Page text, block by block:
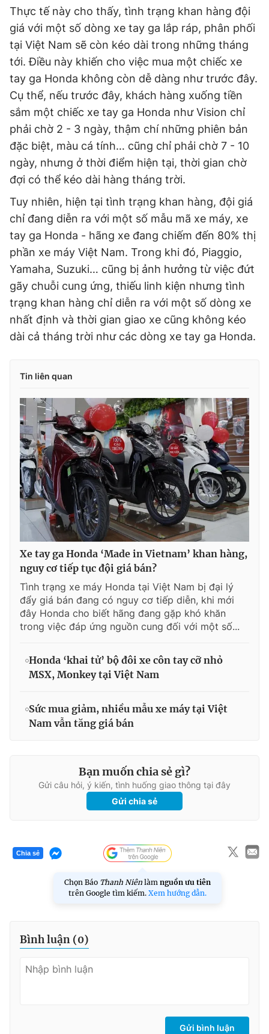
Thực tế này cho thấy, tình trạng khan hàng đội
giá với một số dòng xe tay ga lắp ráp, phân phối
tại Việt Nam sẽ còn kéo dài trong những tháng
tới. Điều này khiến cho việc mua một chiếc xe
tay ga Honda không còn dễ dàng như trước đây.
Cụ thể, nếu trước đây, khách hàng xuống tiền
sắm một chiếc xe tay ga Honda như Vision chỉ
phải chờ 2 - 3 ngày, thậm chí những phiên bản
đặc biệt, màu cá tính… cũng chỉ phải chờ 7 - 10
ngày, nhưng ở thời điểm hiện tại, thời gian chờ
đợi có thể kéo dài hàng tháng trời.
Tuy nhiên, hiện tại tình trạng khan hàng, đội giá
chỉ đang diễn ra với một số mẫu mã xe máy, xe
tay ga Honda - hãng xe đang chiếm đến 80% thị
phần xe máy Việt Nam. Trong khi đó, Piaggio,
Yamaha, Suzuki… cũng bị ảnh hưởng từ việc đứt
gãy chuỗi cung ứng, thiếu linh kiện nhưng tình
trạng khan hàng chỉ diễn ra với một số dòng xe
nhất định và thời gian giao xe cũng không kéo
dài cả tháng trời như các dòng xe tay ga Honda.
Tin liên quan
Xe tay ga Honda ‘Made in Vietnam’ khan hàng,
nguy cơ tiếp tục đội giá bán?
Tình trạng xe máy Honda tại Việt Nam bị đại lý
đẩy giá bán đang có nguy cơ tiếp diễn, khi mới
đây Honda cho biết hãng đang gặp khó khăn
trong việc đáp ứng nguồn cung đối với một số...
Honda ‘khai tử’ bộ đôi xe côn tay cỡ nhỏ
MSX, Monkey tại Việt Nam
Sức mua giảm, nhiều mẫu xe máy tại Việt
Nam vẫn tăng giá bán
Bạn muốn chia sẻ gì?
Gửi câu hỏi, ý kiến, tình huống giao thông tại đây
Gửi chia sẻ
Chia sẻ
Chọn Báo Thanh Niên làm nguồn ưu tiên
trên Google tìm kiếm. Xem hướng dẫn.
Bình luận (0)
Gửi bình luận